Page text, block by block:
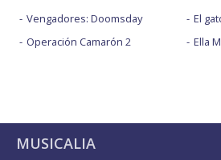
Vengadores: Doomsday
Operación Camarón 2
El
Ella
MUSICALIA